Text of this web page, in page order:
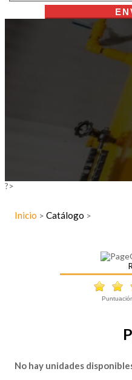
?>
Inicio > Catálogo >
No hay unidades